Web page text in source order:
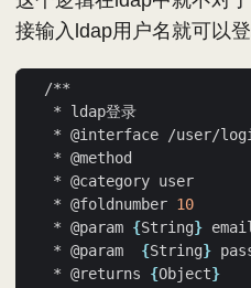
接输入ldap用户名就可以
   * @foldnumber
10
   * @param
{String}
   * @param
{String}
   * @returns
{Object}